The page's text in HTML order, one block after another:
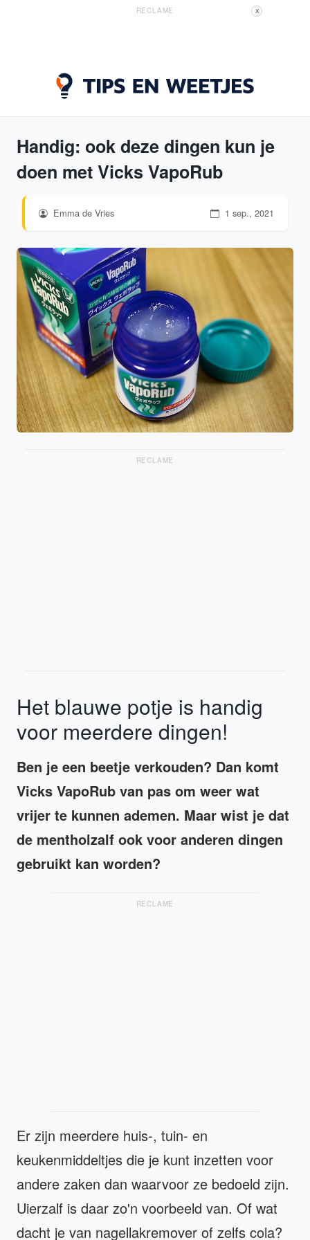
RECLAME X
Handig: ook deze dingen kun je
doen met Vicks VapoRub
Emma de Vries 1 sep., 2021
RECLAME
Het blauwe potje is handig
voor meerdere dingen!
Ben je een beetje verkouden? Dan komt
Vicks VapoRub van pas om weer wat
vrijer te kunnen ademen. Maar wist je dat
de mentholzalf ook voor anderen dingen
gebruikt kan worden?
RECLAME
Er zijn meerdere huis-, tuin- en
keukenmiddeltjes die je kunt inzetten voor
andere zaken dan waarvoor ze bedoeld zijn.
Uierzalf is daar zo'n voorbeeld van. Of wat
dacht je van nagellakremover of zelfs cola?